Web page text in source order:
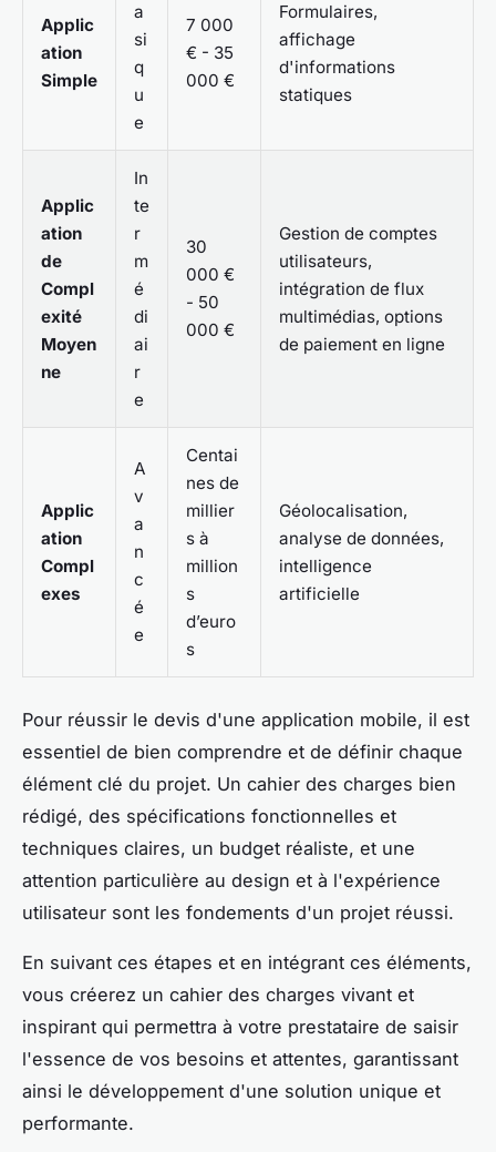
Applic
ation
Simple
a
si
q
u
e
7 000
€ - 35
000 €
Formulaires,
affichage
d'informations
statiques
Applic
ation
de
Compl
exité
Moyen
ne
In
te
r
m
é
di
ai
r
e
30
000 €
- 50
000 €
Gestion de comptes
utilisateurs,
intégration de flux
multimédias, options
de paiement en ligne
Applic
ation
Compl
exes
A
v
a
n
c
é
e
Centai
nes de
millier
s à
million
s
d’euro
s
Géolocalisation,
analyse de données,
intelligence
artificielle
Pour réussir le devis d'une application mobile, il est
essentiel de bien comprendre et de définir chaque
élément clé du projet. Un cahier des charges bien
rédigé, des spécifications fonctionnelles et
techniques claires, un budget réaliste, et une
attention particulière au design et à l'expérience
utilisateur sont les fondements d'un projet réussi.
En suivant ces étapes et en intégrant ces éléments,
vous créerez un cahier des charges vivant et
inspirant qui permettra à votre prestataire de saisir
l'essence de vos besoins et attentes, garantissant
ainsi le développement d'une solution unique et
performante.